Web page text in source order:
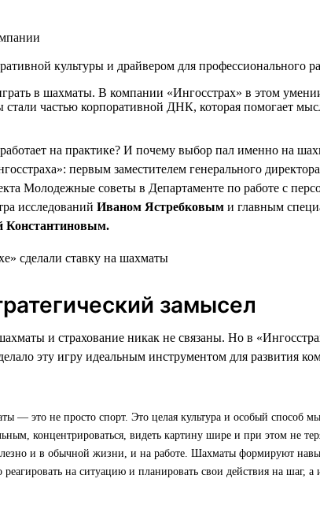
культуры и драйвером для профессионального
в шахматы. В компании «Ингосстрах» в этом
частью корпоративной ДНК, которая помогает
на практике? И почему выбор пал именно на
первым заместителем генерального директора
Молодежные советы в Департаменте по работе с
исследований Иваном Ястребковым и главным
Константиновым.
замысел
и страхование никак не связаны. Но в
эту игру идеальным инструментом для развития
— это не просто спорт. Это целая культура и особый способ
концентрироваться, видеть картину шире и при этом не
и в обычной жизни, и на работе. Шахматы формируют
на ситуацию и планировать свои действия на шаг, а